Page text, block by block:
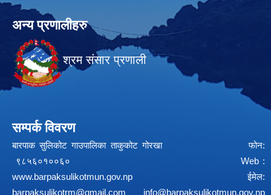
अन्य प्रणालीहरु
श्रम संसार प्रणाली
सम्पर्क विवरण
बारपाक सुलिकोट गाउपालिका ताकुकोट गोरखा फोन:
९८५६०१००६० Web :
www.barpaksulikotmun.gov.np
ईमेल:
barpaksulikotrm@gmail.com
info@barpaksulikotmun.gov.np